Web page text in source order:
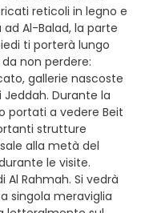
reticoli in legno e
Al-Balad, la parte
ti porterà lungo
non perdere:
gallerie nascoste
Durante la
portati a vedere Beit
strutture
alla metà del
le visite.
Rahmah. Si vedrà
singola meraviglia